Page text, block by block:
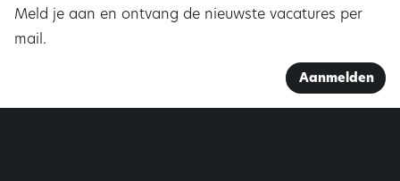
Meld je aan en ontvang de nieuwste vacatures per
mail.
Aanmelden